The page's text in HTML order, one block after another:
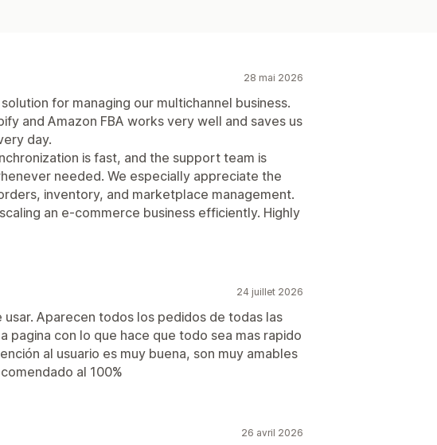
28 mai 2026
for managing our multichannel business.
and Amazon FBA works very well and saves us
day.
is fast, and the support team is
needed. We especially appreciate the
inventory, and marketplace management.
an e-commerce business efficiently. Highly
24 juillet 2026
usar. Aparecen todos los pedidos de todas las
pagina con lo que hace que todo sea mas rapido
al usuario es muy buena, son muy amables
al 100%
26 avril 2026